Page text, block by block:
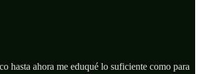
hasta ahora me eduqué lo suficiente como para